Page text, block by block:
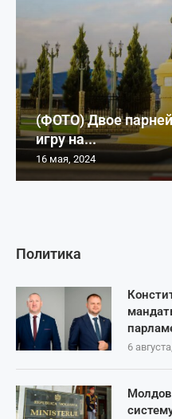
Политика
6
(ФОТО) Двое
игру на...
16 мая, 2024